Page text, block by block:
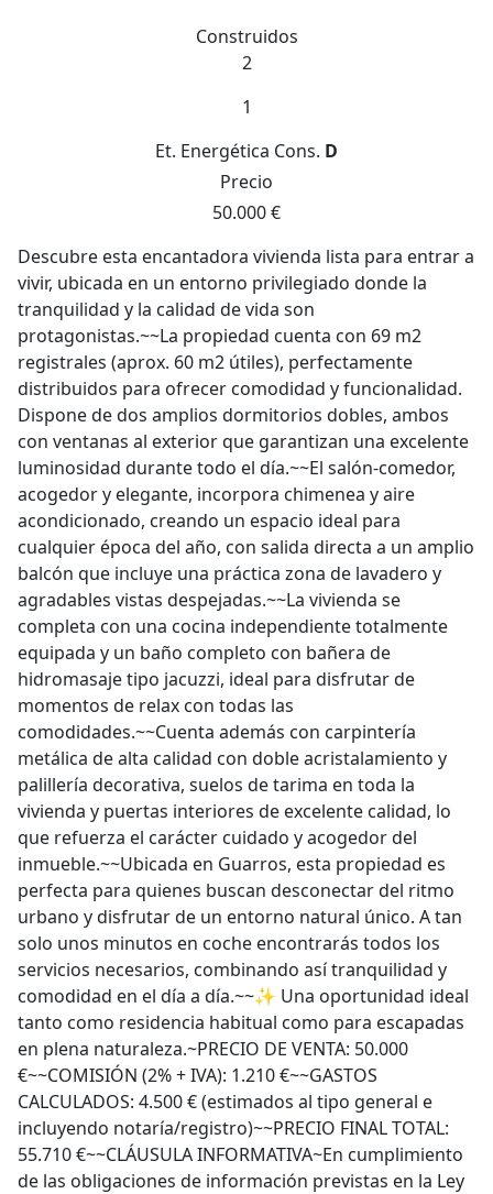
Construidos
2
1
Et. Energética Cons. D
Precio
50.000 €
Descubre esta encantadora vivienda lista para entrar a
vivir, ubicada en un entorno privilegiado donde la
tranquilidad y la calidad de vida son
protagonistas.~~La propiedad cuenta con 69 m2
registrales (aprox. 60 m2 útiles), perfectamente
distribuidos para ofrecer comodidad y funcionalidad.
Dispone de dos amplios dormitorios dobles, ambos
con ventanas al exterior que garantizan una excelente
luminosidad durante todo el día.~~El salón-comedor,
acogedor y elegante, incorpora chimenea y aire
acondicionado, creando un espacio ideal para
cualquier época del año, con salida directa a un amplio
balcón que incluye una práctica zona de lavadero y
agradables vistas despejadas.~~La vivienda se
completa con una cocina independiente totalmente
equipada y un baño completo con bañera de
hidromasaje tipo jacuzzi, ideal para disfrutar de
momentos de relax con todas las
comodidades.~~Cuenta además con carpintería
metálica de alta calidad con doble acristalamiento y
palillería decorativa, suelos de tarima en toda la
vivienda y puertas interiores de excelente calidad, lo
que refuerza el carácter cuidado y acogedor del
inmueble.~~Ubicada en Guarros, esta propiedad es
perfecta para quienes buscan desconectar del ritmo
urbano y disfrutar de un entorno natural único. A tan
solo unos minutos en coche encontrarás todos los
servicios necesarios, combinando así tranquilidad y
comodidad en el día a día.~~✨ Una oportunidad ideal
tanto como residencia habitual como para escapadas
en plena naturaleza.~PRECIO DE VENTA: 50.000
€~~COMISIÓN (2% + IVA): 1.210 €~~GASTOS
CALCULADOS: 4.500 € (estimados al tipo general e
incluyendo notaría/registro)~~PRECIO FINAL TOTAL:
55.710 €~~CLÁUSULA INFORMATIVA~En cumplimiento
de las obligaciones de información previstas en la Ley